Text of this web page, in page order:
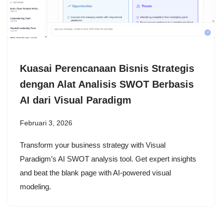
Kuasai Perencanaan Bisnis Strategis
dengan Alat Analisis SWOT Berbasis
AI dari Visual Paradigm
Februari 3, 2026
Transform your business strategy with Visual
Paradigm’s AI SWOT analysis tool. Get expert insights
and beat the blank page with AI-powered visual
modeling.